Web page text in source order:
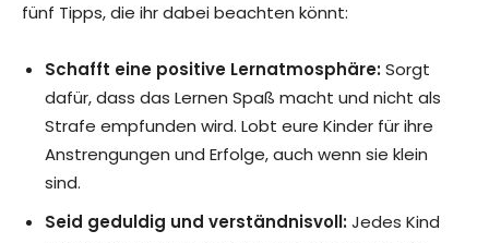
fünf Tipps, die ihr dabei beachten könnt:
Schafft eine positive Lernatmosphäre:Sorgt
dafür, dass das Lernen Spaß macht und nicht als
Strafe empfunden wird. Lobt eure Kinder für ihre
Anstrengungen und Erfolge, auch wenn sie klein
sind.
Seid geduldig und verständnisvoll:Jedes Kind